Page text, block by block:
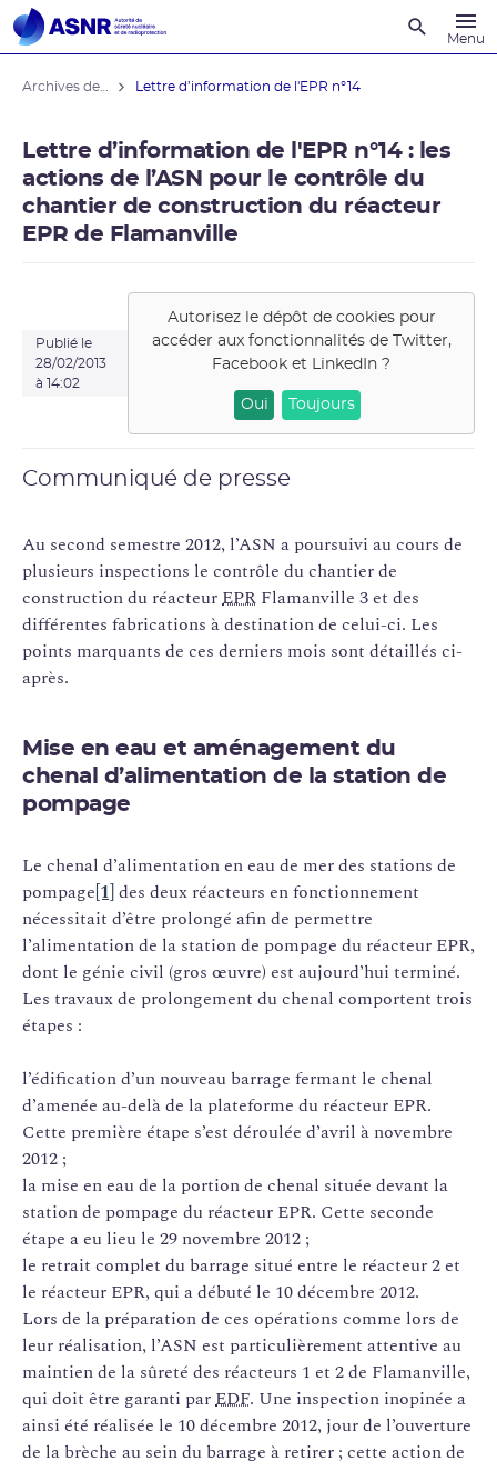
Menu
Lettre d’information de l'EPR n°14
Lettre d’information de l'EPR n°14 : les
actions de l’ASN pour le contrôle du
chantier de construction du réacteur
EPR de Flamanville
Publié le
28/02/2013
à 14:02
Autorisez le dépôt de cookies pour
accéder aux fonctionnalités de Twitter,
Facebook et LinkedIn ?
Oui Toujours
Communiqué de presse
Au second semestre 2012, l’ASN a poursuivi au cours de
plusieurs inspections le contrôle du chantier de
construction du réacteurEPR Flamanville 3 et des
différentes fabrications à destination de celui-ci. Les
points marquants de ces derniers mois sont détaillés ci-
après.
Mise en eau et aménagement du
chenal d’alimentation de la station de
pompage
Le chenal d’alimentation en eau de mer des stations de
pompage[1]des deux réacteurs en fonctionnement
nécessitait d’être prolongé afin de permettre
l’alimentation de la station de pompage du réacteur EPR,
dont le génie civil (gros œuvre) est aujourd’hui terminé.
Les travaux de prolongement du chenal comportent trois
étapes :
l’édification d’un nouveau barrage fermant le chenal
d’amenée au-delà de la plateforme du réacteur EPR.
Cette première étape s’est déroulée d’avril à novembre
2012 ;
la mise en eau de la portion de chenal située devant la
station de pompage du réacteur EPR. Cette seconde
étape a eu lieu le 29 novembre 2012 ;
le retrait complet du barrage situé entre le réacteur 2 et
le réacteur EPR, qui a débuté le 10 décembre 2012.
Lors de la préparation de ces opérations comme lors de
leur réalisation, l’ASN est particulièrement attentive au
maintien de la sûreté des réacteurs 1 et 2 de Flamanville,
qui doit être garanti parEDF. Une inspection inopinée a
ainsi été réalisée le 10 décembre 2012, jour de l’ouverture
de la brèche au sein du barrage à retirer ; cette action de